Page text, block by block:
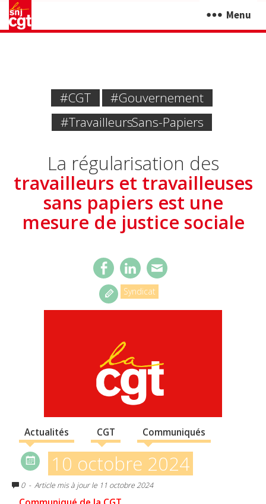
Menu
#CGT
#Gouvernement
#Travailleurs Sans-Papiers
La régularisation des
travailleurs et travailleuses
sans papiers est une
mesure de justice sociale
Syndicat
Actualités CGT Communiqués
10 octobre 2024
0 - Article mis à jour le 11 octobre 2024